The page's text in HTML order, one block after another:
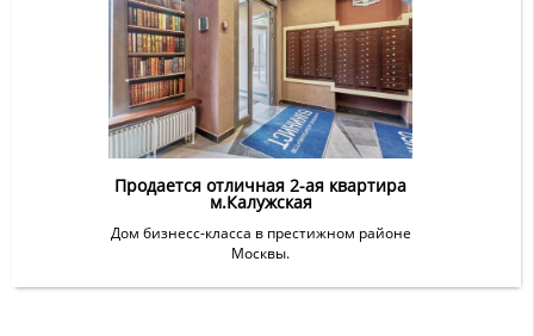
Продается отличная 2-ая квартира
м.Калужская
Дом бизнесс-класса в престижном районе
Москвы.